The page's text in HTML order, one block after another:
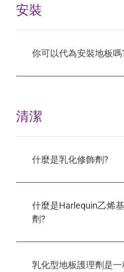
安裝
你可以代為安裝地板嗎
清潔
什麼是乳化修飾劑?
什麼是Harlequin乙烯
劑?
乳化型地板護理劑是